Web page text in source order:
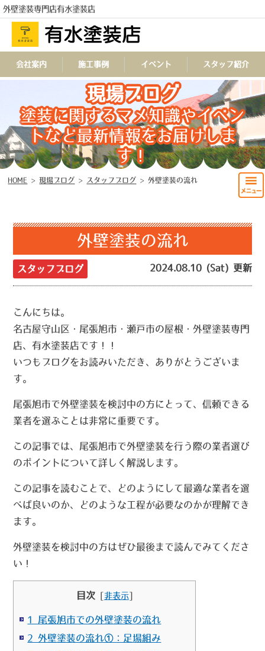
外壁塗装専門店有水塗装店
会社案内 施工事例 イベント スタッフ紹介
現場ブログ
塗装に関するマメ知識やイベン
トなど最新情報をお届けしま
す！
HOME >現場ブログ > スタッフブログ >外壁塗装の流れ
外壁塗装の流れ
スタッフブログ 2024.08.10 (Sat) 更新
こんにちは。
名古屋守山区・尾張旭市・瀬戸市の屋根・外壁塗装専門
店、有水塗装店です！！
いつもブログをお読みいただき、ありがとうございま
す。
尾張旭市で外壁塗装を検討中の方にとって、信頼できる
業者を選ぶことは非常に重要です。
この記事では、尾張旭市で外壁塗装を行う際の業者選び
のポイントについて詳しく解説します。
この記事を読むことで、どのようにして最適な業者を選
べば良いのか、どのような工程が必要なのかが理解でき
ます。
外壁塗装を検討中の方はぜひ最後まで読んでみてくださ
い！
目次 非表示]
1 尾張旭市での外壁塗装の流れ
2 外壁塗装の流れ①：足場組み